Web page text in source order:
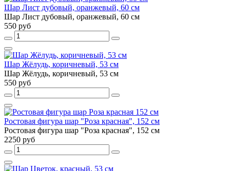
Шар Лист дубовый, оранжевый, 60 см
Шар Лист дубовый, оранжевый, 60 см
550 руб
Шар Жёлудь, коричневый, 53 см
Шар Жёлудь, коричневый, 53 см
550 руб
Ростовая фигура шар "Роза красная", 152 см
Ростовая фигура шар "Роза красная", 152 см
2250 руб